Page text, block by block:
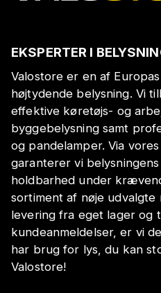
EKSPERTER I
Valostore er en af
højtydende belysning. Vi
effektive køretøjs- og
byggebelysning samt
og pandelamper. Via
garanterer vi
holdbarhed under
sortiment af nøje
levering fra eget lager og
kundeanmeldelser, er vi
har brug for lys, du kan
Valostore!